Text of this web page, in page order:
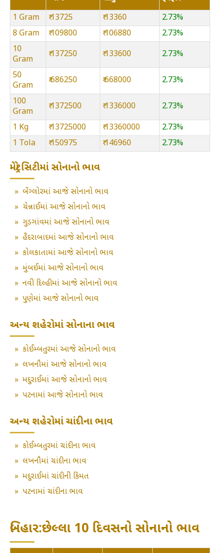
1 Gram
₹ 13725 ₹ 13360
2.73%
8 Gram
₹ 109800 ₹ 106880
2.73%
10
Gram
₹ 137250 ₹ 133600 2.73%
50
Gram
₹ 686250 ₹ 668000 2.73%
100
Gram
₹ 1372500 ₹ 1336000 2.73%
1 Kg ₹ 13725000 ₹ 13360000
2.73%
1 Tola
₹ 150975 ₹ 146960 2.73%
મેટ્રો સિટીમાં સોનાનો ભાવ
» બેંગ્લોરમાં આજે સોનાનો ભાવ
» ચેન્નાઈમાં આજે સોનાનો ભાવ
» ગુડગાંવમાં આજે સોનાનો ભાવ
» હૈદરાબાદમાં આજે સોનાનો ભાવ
» કોલકાતામાં આજે સોનાનો ભાવ
» મુંબઈમાં આજે સોનાનો ભાવ
» નવી દિલ્હીમાં આજે સોનાનો ભાવ
» પુણેમાં આજે સોનાનો ભાવ
અન્ય શહેરોમાં સોનાના ભાવ
» કોઈમ્બતુરમાં આજે સોનાનો ભાવ
» લખનૌમાં આજે સોનાનો ભાવ
» મદુરાઈમાં આજે સોનાનો ભાવ
» પટનામાં આજે સોનાનો ભાવ
અન્ય શહેરોમાં ચાંદીના ભાવ
» કોઈમ્બતુરમાં ચાંદીના ભાવ
» લખનૌમાં ચાંદીના ભાવ
» મદુરાઈમાં ચાંદીની કિંમત
» પટનામાં ચાંદીના ભાવ
બિહાર:છેલ્લા 10 દિવસનો સોનાનો ભાવ